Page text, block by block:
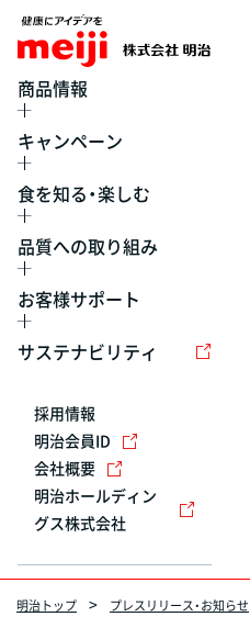
商品情報
キャンペーン
食を知る・楽しむ
品質への取り組み
お客様サポート
サステナビリティ
採用情報
明治会員ID
会社概要
明治ホールディン
グス株式会社
明治トップ プレスリリース・お知らせ